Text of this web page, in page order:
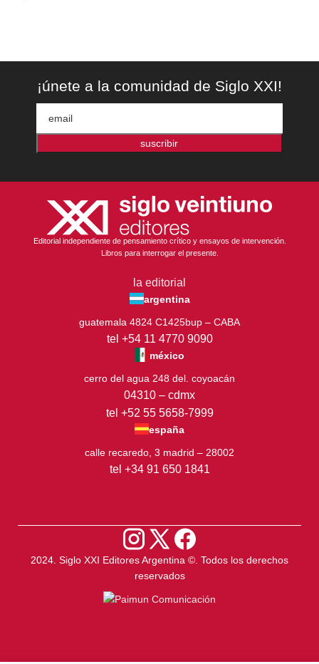
¡únete a la comunidad de Siglo XXI!
suscribir
Editorial independiente de pensamiento crítico y ensayos de intervención.
Libros para interrogar el presente.
la editorial
argentina
guatemala 4824 C1425bup – CABA
tel +54 11 4770 9090
méxico
cerro del agua 248 del. coyoacán
04310 – cdmx
tel +52 55 5658-7999
españa
calle recaredo, 3 madrid – 28002
tel +34 91 650 1841
2024. Siglo XXI Editores Argentina ©️. Todos los derechos
reservados